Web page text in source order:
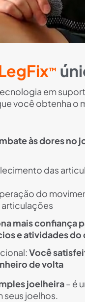
™
em
você obtenha o
às dores no
das
do
articulações
mais confiança
e atividades do
Você
de volta
joelheira– é
seus joelhos.